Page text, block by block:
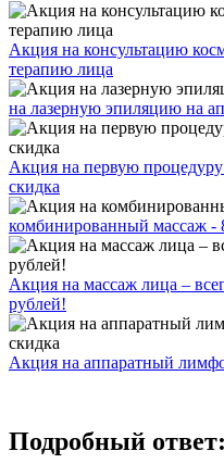
Акция на консультацию
терапию лица
на лазерную эпиляцию на
Акция на первую
скидка
комбинированный массаж -
Акция на массаж лица –
рублей!
Акция на аппаратный
Подробный ответ: